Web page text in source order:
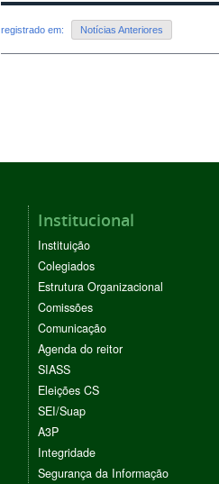
registrado em: Notícias Anteriores
Institucional
Instituição
Colegiados
Estrutura Organizacional
Comissões
Comunicação
Agenda do reitor
SIASS
Eleições CS
SEI/Suap
A3P
Integridade
Segurança da Informação